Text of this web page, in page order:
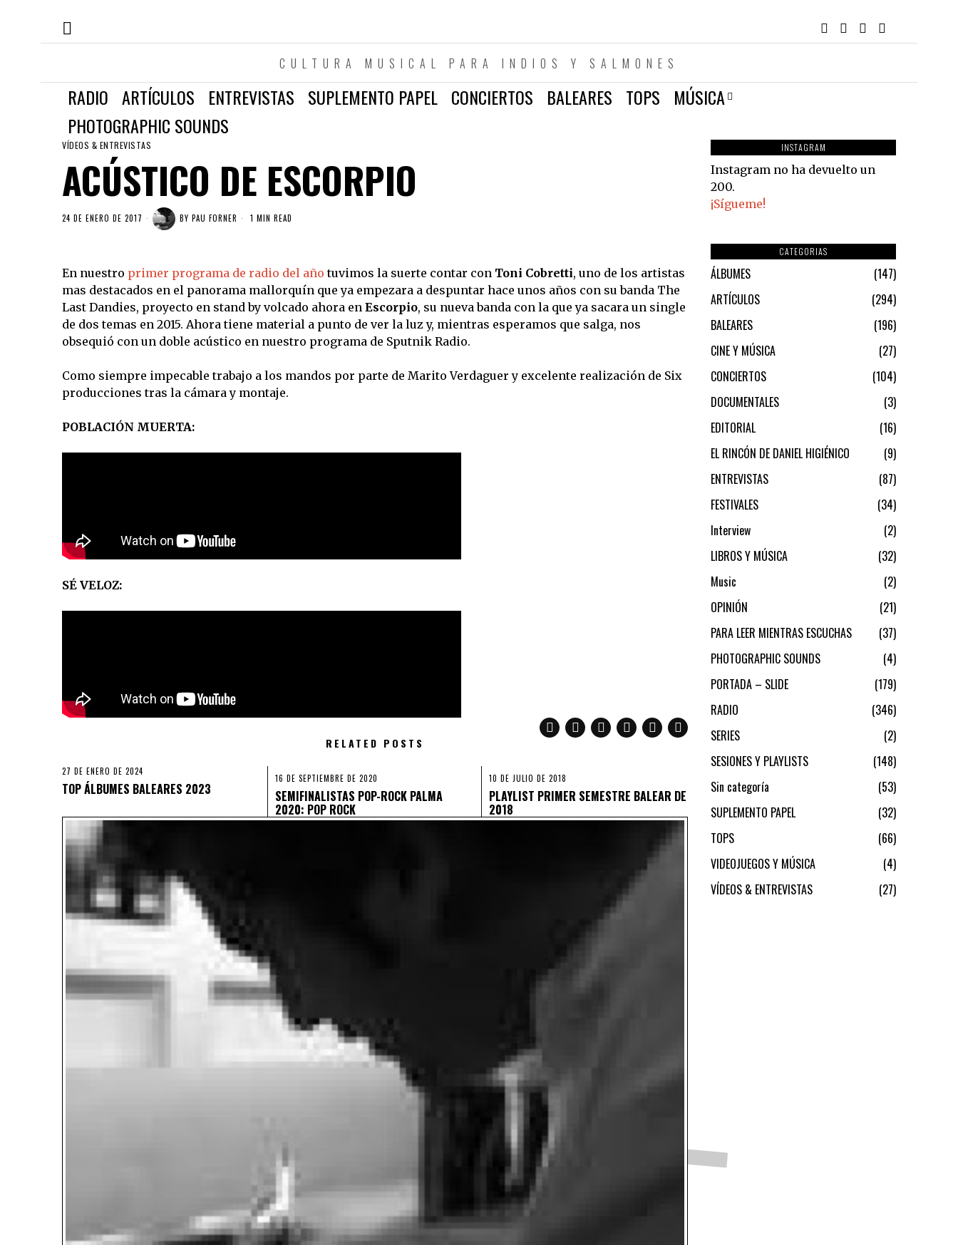
CULTURA MUSICAL PARA INDIOS Y SALMONES
RADIO ARTÍCULOS ENTREVISTAS SUPLEMENTO PAPEL CONCIERTOS BALEARES TOPS
MÚSICA
PHOTOGRAPHIC SOUNDS
VÍDEOS & ENTREVISTAS
ACÚSTICO DE ESCORPIO
24 DE ENERO DE 2017 BY PAU FORNER 1 MIN READ
En nuestro primer programa de radio del año tuvimos la suerte contar con Toni Cobretti, uno de los artistas
mas destacados en el panorama mallorquín que ya empezara a despuntar hace unos años con su banda The
Last Dandies, proyecto en stand by volcado ahora en Escorpio, su nueva banda con la que ya sacara un single
de dos temas en 2015. Ahora tiene material a punto de ver la luz y, mientras esperamos que salga, nos
obsequió con un doble acústico en nuestro programa de Sputnik Radio.
Como siempre impecable trabajo a los mandos por parte de Marito Verdaguer y excelente realización de Six
producciones tras la cámara y montaje.
POBLACIÓN MUERTA:
SÉ VELOZ:
RELATED POSTS
27 DE ENERO DE 2024
TOP ÁLBUMES BALEARES 2023
16 DE SEPTIEMBRE DE 2020
SEMIFINALISTAS POP-ROCK PALMA
2020: POP ROCK
10 DE JULIO DE 2018
PLAYLIST PRIMER SEMESTRE BALEAR DE
2018
INSTAGRAM
Instagram no ha devuelto un
200.
¡Sígueme!
CATEGORIAS
ÁLBUMES
147
ARTÍCULOS
294
BALEARES
196
CINE Y MÚSICA
27
CONCIERTOS
104
DOCUMENTALES
3
EDITORIAL
16
EL RINCÓN DE DANIEL HIGIÉNICO
9
ENTREVISTAS
87
FESTIVALES
34
Interview
2
LIBROS Y MÚSICA
32
Music
2
OPINIÓN
21
PARA LEER MIENTRAS ESCUCHAS
37
PHOTOGRAPHIC SOUNDS
4
PORTADA – SLIDE
179
RADIO
346
SERIES
2
SESIONES Y PLAYLISTS
148
Sin categoría
53
SUPLEMENTO PAPEL
32
TOPS
66
VIDEOJUEGOS Y MÚSICA
4
VÍDEOS & ENTREVISTAS
27